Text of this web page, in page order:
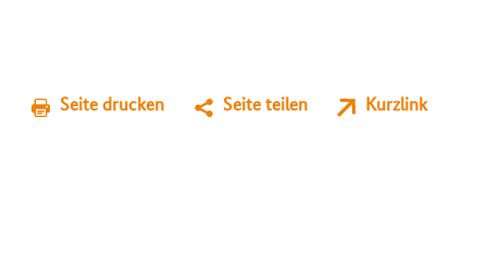
Seite drucken Seite teilen Kurzlink